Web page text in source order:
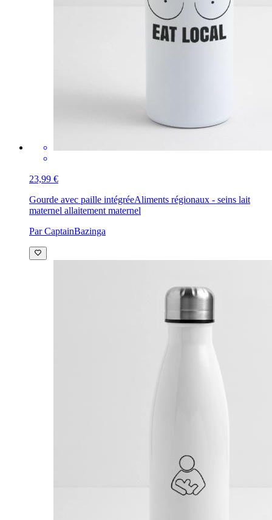
23,99 €
Gourde avec paille intégréeAliments régionaux - seins lait
maternel allaitement maternel
Par CaptainBazinga